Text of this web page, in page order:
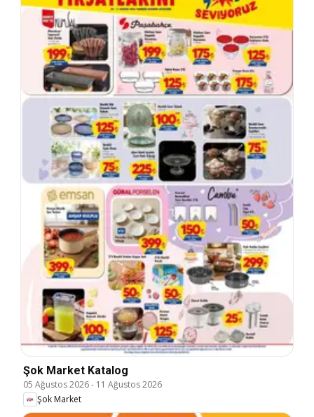
Şok Market Katalog
05 Ağustos 2026- 11 Ağustos 2026
Şok Market